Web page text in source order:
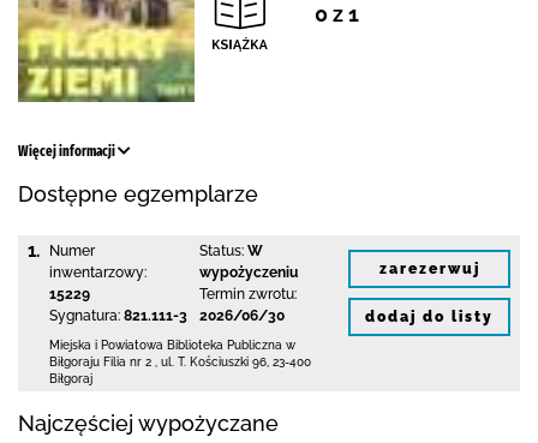
0 z 1
Więcej informacji
Dostępne egzemplarze
1.
Numer
inwentarzowy:
15229
Sygnatura: 821.111-3
Status: W
wypożyczeniu
Termin zwrotu:
2026/06/30
Miejska i Powiatowa Biblioteka Publiczna w
Biłgoraju Filia nr 2
ul. T. Kościuszki 96 23-400
Biłgoraj
zarezerwuj
dodaj do listy
Najczęściej wypożyczane